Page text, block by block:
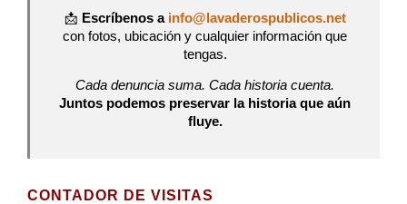
📩 Escríbenos a info@lavaderospublicos.net
con fotos, ubicación y cualquier información que
tengas.
Cada denuncia suma. Cada historia cuenta.
Juntos podemos preservar la historia que aún
fluye.
CONTADOR DE VISITAS